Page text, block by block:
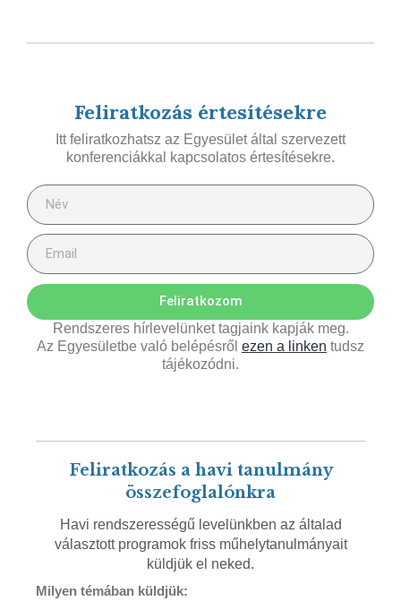
Feliratkozás értesítésekre
Itt feliratkozhatsz az Egyesület által szervezett
konferenciákkal kapcsolatos értesítésekre.
Feliratkozom
Rendszeres hírlevelünket tagjaink kapják meg.
Az Egyesületbe való belépésről ezen a linken tudsz
tájékozódni.
Feliratkozás a havi tanulmány
összefoglalónkra
Havi rendszerességű levelünkben az általad
választott programok friss műhelytanulmányait
küldjük el neked.
Milyen témában küldjük: